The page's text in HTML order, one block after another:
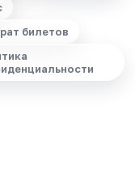
билетов